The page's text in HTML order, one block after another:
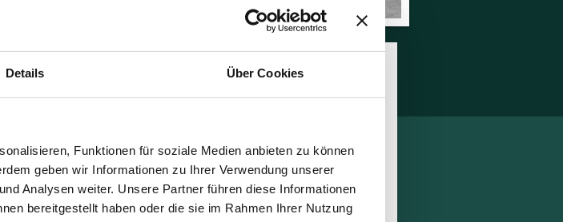
Details Über Cookies
Funktionen für soziale Medien anbieten zu können
geben wir Informationen zu Ihrer Verwendung unserer
Analysen weiter. Unsere Partner führen diese Informationen
bereitgestellt haben oder die sie im Rahmen Ihrer Nutzung
Apartments Rommerskirchen
Kurzzeitvermietung
Schillerstr. 1C + D
41569 Rommerskirchen